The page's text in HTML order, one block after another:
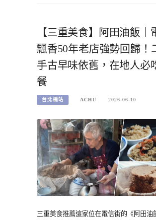
【三重美食】阿田油飯｜
飄香50年老店強勢回歸！
手古早味依舊，在地人必
餐
台北橋站 ACHU 2026-06-10
三重美食推薦這家位在電信街的《阿田油